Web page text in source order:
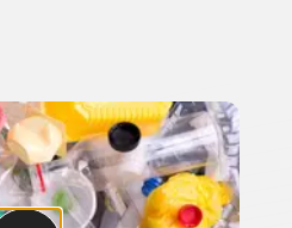
稱、主持人或關鍵字